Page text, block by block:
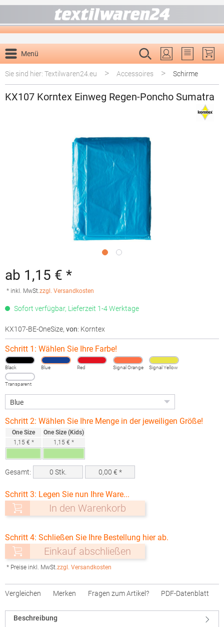
Menü
Du hast 0
Sie sind hier: Textilwaren24.eu
> Accessoires > Schirme
KX107 Korntex Einweg Regen-Poncho Sumatra
Bildergalerie überspringen
ab 1,15 € *
* inkl. MwSt.zzgl. Versandkosten
Sofort verfügbar, Lieferzeit 1-4 Werktage
KX107-BE-OneSize, von: Korntex
Schritt 1: Wählen Sie Ihre Farbe!
Black Blue Red Signal Orange Signal Yellow
Transparent
Schritt 2: Wählen Sie Ihre Menge in der jeweiligen Größe!
One Size
1,15 € *
One Size (Kids)
1,15 € *
Gesamt: 0 Stk. 0,00 € *
Schritt 3: Legen Sie nun Ihre Ware...
In den Warenkorb
Schritt 4: Schließen Sie Ihre Bestellung hier ab.
Einkauf abschließen
* Preise inkl. MwSt.zzgl. Versandkosten
Vergleichen Merken Fragen zum Artikel? PDF-Datenblatt
Beschreibung